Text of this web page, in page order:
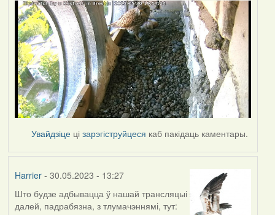
Увайдзіце цізарэгіструйцеся каб пакідаць каментары.
Harrier- 30.05.2023 - 13:27
Што будзе адбывацца ў нашай трансляцыі
далей, падрабязна, з тлумачэннямі, тут: